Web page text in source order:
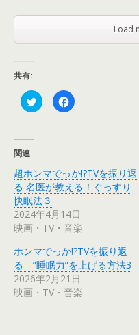
Load
共有:
ク
リ
t
t
e
r
で
共
有
(
し
い
ウ
ィ
ン
ド
ウ
F
a
共
有
す
る
は
ク
リ
ク
し
て
く
だ
さ
い
関連
超ホンマでっか!?TVを振り返
る 名医が教える！ぐっすり
快眠法３
2024年4月14日
映画・TV・音楽
ホンマでっか!?TVを振り返
る ”睡眠力”を上げる方法3
2026年2月21日
映画・TV・音楽